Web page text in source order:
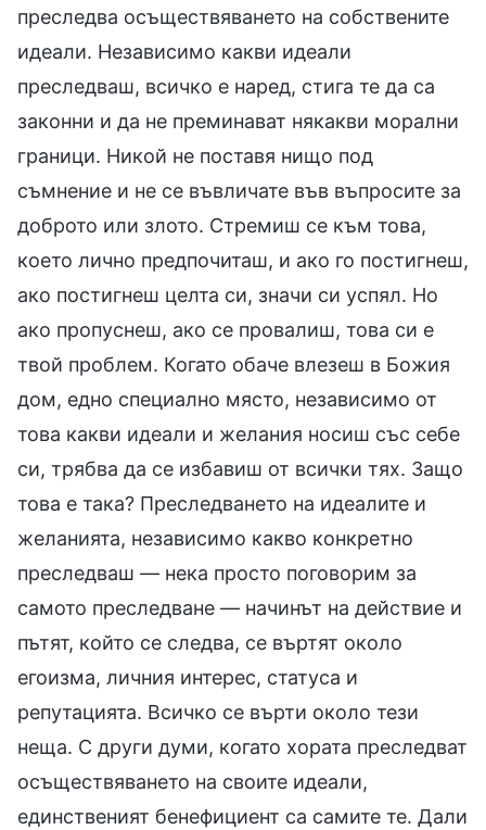
преследва осъществяването на собствените
идеали. Независимо какви идеали
преследваш, всичко е наред, стига те да са
законни и да не преминават някакви морални
граници. Никой не поставя нищо под
съмнение и не се въвличате във въпросите за
доброто или злото. Стремиш се към това,
което лично предпочиташ, и ако го постигнеш,
ако постигнеш целта си, значи си успял. Но
ако пропуснеш, ако се провалиш, това си е
твой проблем. Когато обаче влезеш в Божия
дом, едно специално място, независимо от
това какви идеали и желания носиш със себе
си, трябва да се избавиш от всички тях. Защо
това е така? Преследването на идеалите и
желанията, независимо какво конкретно
преследваш — нека просто поговорим за
самото преследване — начинът на действие и
пътят, който се следва, се въртят около
егоизма, личния интерес, статуса и
репутацията. Всичко се върти около тези
неща. С други думи, когато хората преследват
осъществяването на своите идеали,
единственият бенефициент са самите те. Дали